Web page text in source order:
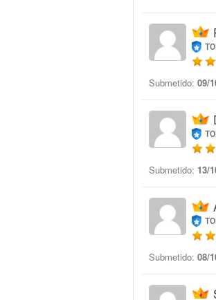
Submetido: 09/
Submetido: 13/
Submetido: 08/